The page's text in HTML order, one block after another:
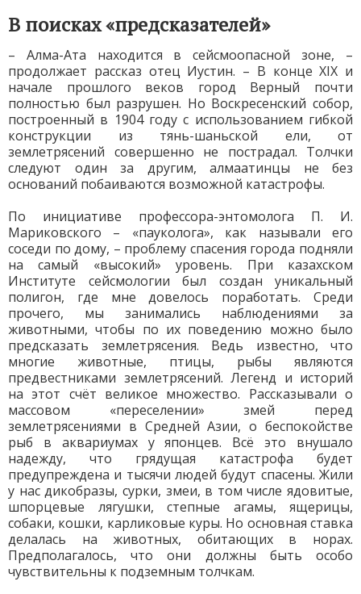
В поисках «предсказателей»
– Алма-Ата находится в сейсмоопасной зоне, –
продолжает рассказ отец Иустин. – В конце XIX и
начале прошлого веков город Верный почти
полностью был разрушен. Но Воскресенский собор,
построенный в 1904 году с использованием гибкой
конструкции из тянь-шаньской ели, от
землетрясений совершенно не пострадал. Толчки
следуют один за другим, алмаатинцы не без
оснований побаиваются возможной катастрофы.
По инициативе профессора-энтомолога П. И.
Мариковского – «пауколога», как называли его
соседи по дому, – проблему спасения города подняли
на самый «высокий» уровень. При казахском
Институте сейсмологии был создан уникальный
полигон, где мне довелось поработать. Среди
прочего, мы занимались наблюдениями за
животными, чтобы по их поведению можно было
предсказать землетрясения. Ведь известно, что
многие животные, птицы, рыбы являются
предвестниками землетрясений. Легенд и историй
на этот счёт великое множество. Рассказывали о
массовом «переселении» змей перед
землетрясениями в Средней Азии, о беспокойстве
рыб в аквариумах у японцев. Всё это внушало
надежду, что грядущая катастрофа будет
предупреждена и тысячи людей будут спасены. Жили
у нас дикобразы, сурки, змеи, в том числе ядовитые,
шпорцевые лягушки, степные агамы, ящерицы,
собаки, кошки, карликовые куры. Но основная ставка
делалась на животных, обитающих в норах.
Предполагалось, что они должны быть особо
чувствительны к подземным толчкам.